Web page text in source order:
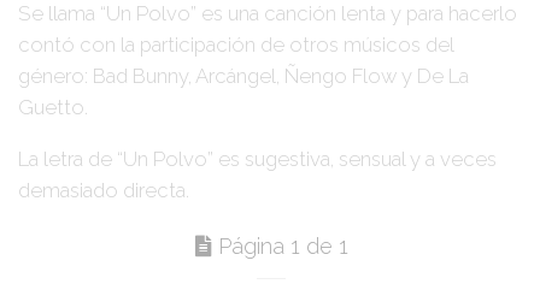
Se llama “Un Polvo” es una canción lenta y para hacerlo
contó con la participación de otros músicos del
género: Bad Bunny, Arcángel, Ñengo Flow y De La
Guetto.
La letra de “Un Polvo” es sugestiva, sensual y a veces
demasiado directa.
Página 1 de 1